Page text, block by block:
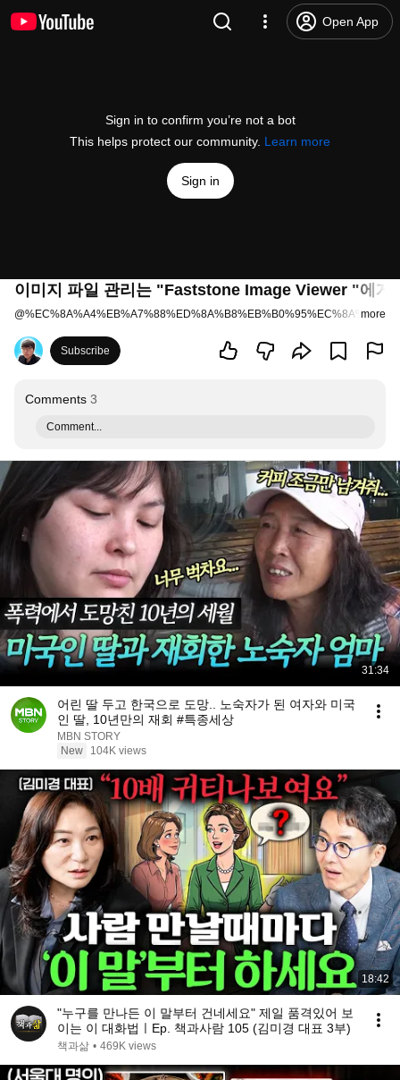
Open App
Sign in to confirm you’re not a bot
This helps protect our community. Learn more
Sign in
이미지 파일 관리는 "Faststone Image Viewer "에게
@%EC%8A%A4%EB%A7%88%ED%8A%B8%EB%B0%95%EC%8A%A4
more
Subscribe
Comments 3
Comment...
31:34
어린 딸 두고 한국으로 도망.. 노숙자가 된 여자와 미국
인 딸, 10년만의 재회 #특종세상
MBN STORY
New
104K views
18:42
"누구를 만나든 이 말부터 건네세요" 제일 품격있어 보
이는 이 대화법ㅣEp. 책과사람 105 (김미경 대표 3부)
책과삶 • 469K views